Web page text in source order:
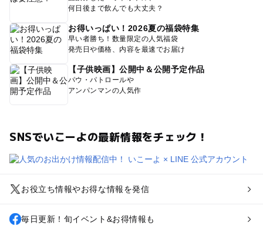
何日後まで飲んでも大丈夫？
お得いっぱい！2026夏の福袋特集
早い者勝ち！数量限定の人気福袋
発売日や価格、内容を最速でお届け
【子供映画】公開中＆公開予定作品
パウ・パトロールや
アンパンマンの人気作
SNSでいこーよの最新情報をチェック！
お役立ち情報やお得な情報を発信
毎日更新！旬イベント&お得情報も